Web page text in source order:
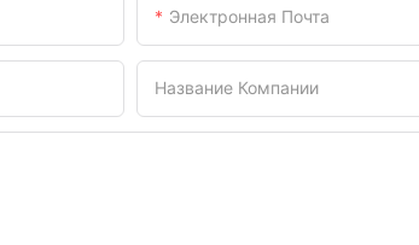
Электронная Почта
Название Компании